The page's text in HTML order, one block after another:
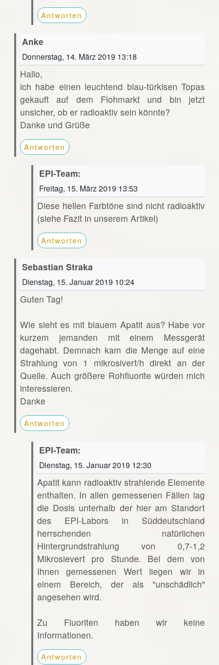
Antworten
Anke
Donnerstag, 14. März 2019 13:18
Hallo,
ich habe einen leuchtend blau-türkisen Topas
gekauft auf dem Flohmarkt und bin jetzt
unsicher, ob er radioaktiv sein könnte?
Danke und Grüße
Antworten
EPI-Team:
Freitag, 15. März 2019 13:53
Diese hellen Farbtöne sind nicht radioaktiv
(siehe Fazit in unserem Artikel)
Antworten
Sebastian Straka
Dienstag, 15. Januar 2019 10:24
Guten Tag!
Wie sieht es mit blauem Apatit aus? Habe vor
kurzem jemanden mit einem Messgerät
dagehabt. Demnach kam die Menge auf eine
Strahlung von 1 mikrosivert/h direkt an der
Quelle. Auch größere Rohfluorite würden mich
interessieren.
Danke
Antworten
EPI-Team:
Dienstag, 15. Januar 2019 12:30
Apatit kann radioaktiv strahlende Elemente
enthalten. In allen gemessenen Fällen lag
die Dosis unterhalb der hier am Standort
des EPI-Labors in Süddeutschland
herrschenden natürlichen
Hintergrundstrahlung von 0,7-1,2
Mikrosievert pro Stunde. Bei dem von
Ihnen gemessenen Wert liegen wir in
einem Bereich, der als "unschädlich"
angesehen wird.
Zu Fluoriten haben wir keine
Informationen.
Antworten